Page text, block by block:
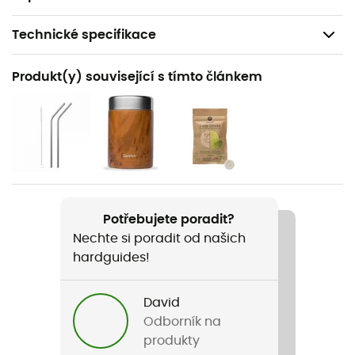
Technické specifikace
Doporučené pro
Pěší turistika / Trekking / Kemping / Běžné použití
Pánské / Dámské
Hmotnost
Název produktu
Stainless steel
Produkt(y) související s tímto článkem
Potřebujete poradit?
Nechte si poradit od našich
hardguides!
David
Odborník na
produkty